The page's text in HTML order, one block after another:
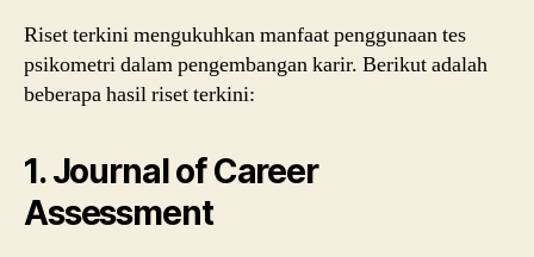
Riset terkini mengukuhkan manfaat penggunaan tes
psikometri dalam pengembangan karir. Berikut adalah
beberapa hasil riset terkini:
1. Journal of Career
Assessment